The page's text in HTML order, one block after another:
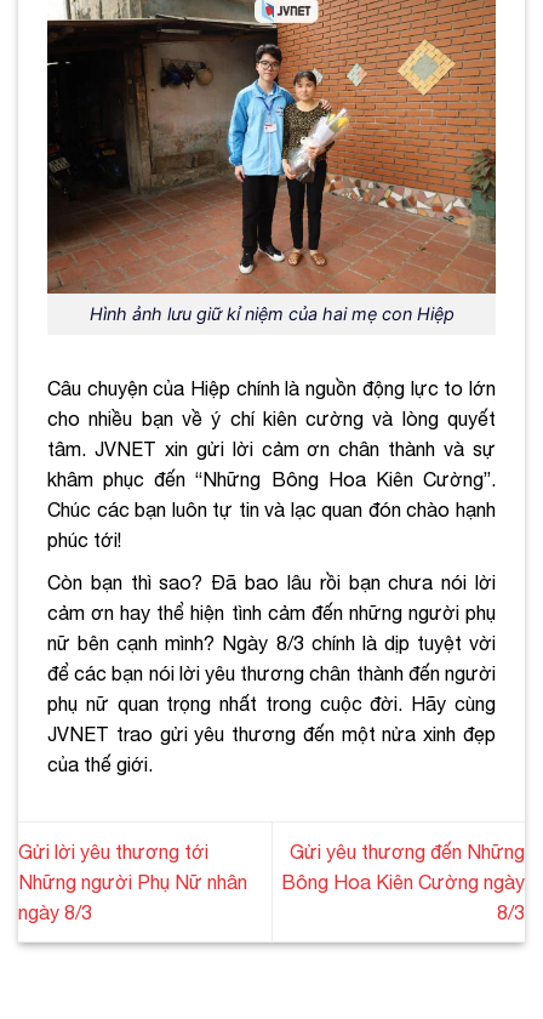
Hình ảnh lưu giữ kỉ niệm của hai mẹ con Hiệp
Câu chuyện của Hiệp chính là nguồn động lực to lớn
cho nhiều bạn về ý chí kiên cường và lòng quyết
tâm. JVNET xin gửi lời cảm ơn chân thành và sự
khâm phục đến “Những Bông Hoa Kiên Cường”.
Chúc các bạn luôn tự tin và lạc quan đón chào hạnh
phúc tới!
Còn bạn thì sao? Đã bao lâu rồi bạn chưa nói lời
cảm ơn hay thể hiện tình cảm đến những người phụ
nữ bên cạnh mình? Ngày 8/3 chính là dịp tuyệt vời
để các bạn nói lời yêu thương chân thành đến người
phụ nữ quan trọng nhất trong cuộc đời. Hãy cùng
JVNET trao gửi yêu thương đến một nửa xinh đẹp
của thế giới.
Gửi lời yêu thương tới
Những người Phụ Nữ nhân
ngày 8/3
Gửi yêu thương đến Những
Bông Hoa Kiên Cường ngày
8/3